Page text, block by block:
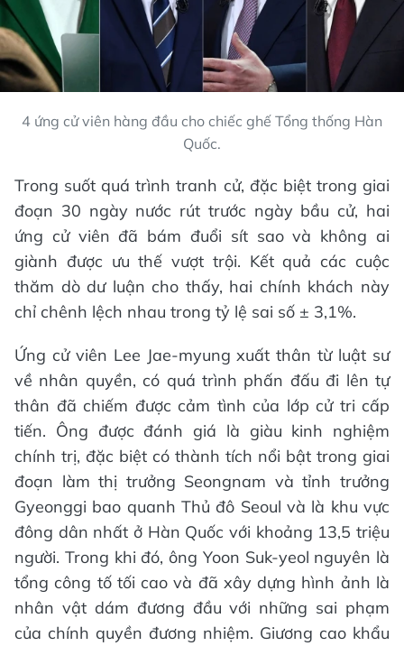
4 ứng cử viên hàng đầu cho chiếc ghế Tổng thống Hàn
Quốc.
Trong suốt quá trình tranh cử, đặc biệt trong giai
đoạn 30 ngày nước rút trước ngày bầu cử, hai
ứng cử viên đã bám đuổi sít sao và không ai
giành được ưu thế vượt trội. Kết quả các cuộc
thăm dò dư luận cho thấy, hai chính khách này
chỉ chênh lệch nhau trong tỷ lệ sai số ± 3,1%.
Ứng cử viên Lee Jae-myung xuất thân từ luật sư
về nhân quyền, có quá trình phấn đấu đi lên tự
thân đã chiếm được cảm tình của lớp cử tri cấp
tiến. Ông được đánh giá là giàu kinh nghiệm
chính trị, đặc biệt có thành tích nổi bật trong giai
đoạn làm thị trưởng Seongnam và tỉnh trưởng
Gyeonggi bao quanh Thủ đô Seoul và là khu vực
đông dân nhất ở Hàn Quốc với khoảng 13,5 triệu
người. Trong khi đó, ông Yoon Suk-yeol nguyên là
tổng công tố tối cao và đã xây dựng hình ảnh là
nhân vật dám đương đầu với những sai phạm
của chính quyền đương nhiệm. Giương cao khẩu